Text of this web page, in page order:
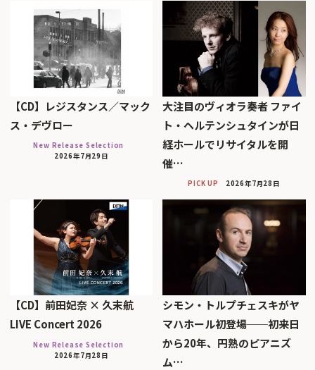
【CD】レジスタンス／マック
ス・デヴロー
New Release Selection
2026年7月29日
大注目のヴィオラ奏者 ファイ
ト・ヘルテンシュタインが日
経ホールでリサイタルを開
催…
PICK UP 2026年7月28日
【CD】前田妃奈 × 久末航
LIVE Concert 2026
New Release Selection
2026年7月28日
シモン・トルプチェスキがヤ
マハホール初登場──初来日
から20年、円熟のピアニズ
ム…